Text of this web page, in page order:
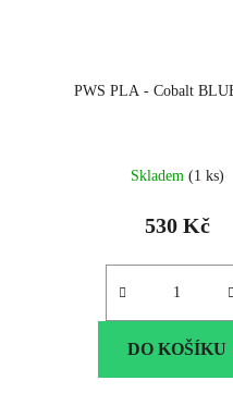
PWS PLA - Cobalt
Skladem (1 ks)
530 Kč
DO KOŠÍKU